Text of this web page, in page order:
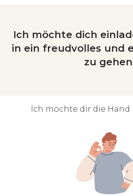
Ich möchte dich
in ein freudvolles und
zu
Ich möchte dir die Hand